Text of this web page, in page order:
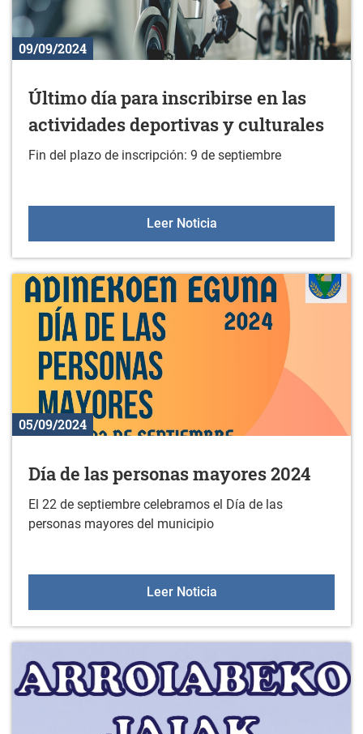
09/09/2024
Último día para inscribirse en las
actividades deportivas y culturales
Fin del plazo de inscripción: 9 de septiembre
Leer NoticiaÚltimo día para
05/09/2024
Día de las personas mayores 2024
El 22 de septiembre celebramos el Día de las
personas mayores del municipio
Leer NoticiaDía de las personas